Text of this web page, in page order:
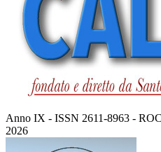
Anno IX - ISSN 2611-8963 -
2026